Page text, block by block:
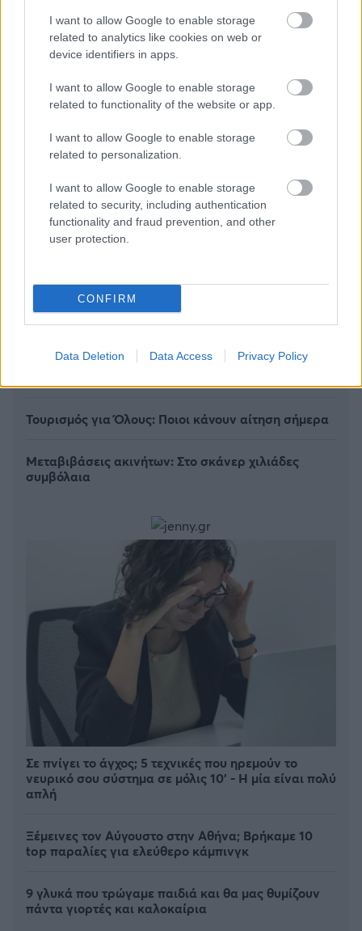
I want to allow Google to enable storage
related to analytics like cookies on web or
device identifiers in apps.
I want to allow Google to enable storage
related to functionality of the website or app.
I want to allow Google to enable storage
related to personalization.
I want to allow Google to enable storage
related to security, including authentication
functionality and fraud prevention, and other
user protection.
CONFIRM
Data Deletion Data Access Privacy Policy
Ανατροπή με την τραγωδία στα Μάλια: Τι συνέβη με
τη 40χρονη τουρίστρια που πνίγηκε
χρησιμοποίησες CHAT-GPT
Τουρισμός για Όλους: Ποιοι κάνουν αίτηση σήμερα
Μεταβιβάσεις ακινήτων: Στο σκάνερ χιλιάδες
συμβόλαια
Σε πνίγει το άγχος; 5 τεχνικές που ηρεμούν το
νευρικό σου σύστημα σε μόλις 10' - Η μία είναι πολύ
απλή
Ξέμεινες τον Αύγουστο στην Αθήνα; Βρήκαμε 10
top παραλίες για ελεύθερο κάμπινγκ
9 γλυκά που τρώγαμε παιδιά και θα μας θυμίζουν
πάντα γιορτές και καλοκαίρια